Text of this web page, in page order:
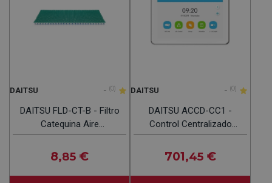
DAITSU - (0)
DAITSU FLD-CT-B - Filtro
Catequina Aire
Acondicionado
8,85 €
DAITSU - (0)
DAITSU ACCD-CC1 -
Control Centralizado
3NDA9042
701,45 €